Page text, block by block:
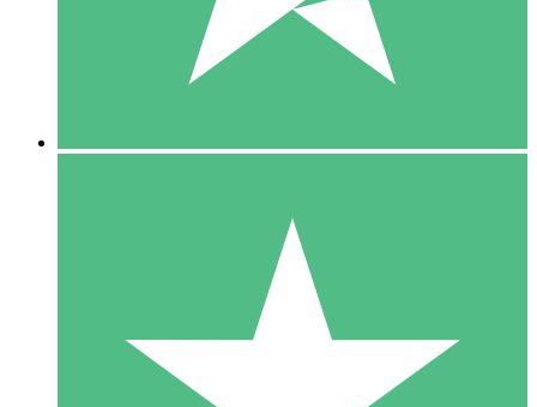
10 00
10 Nedladdningar
20 00